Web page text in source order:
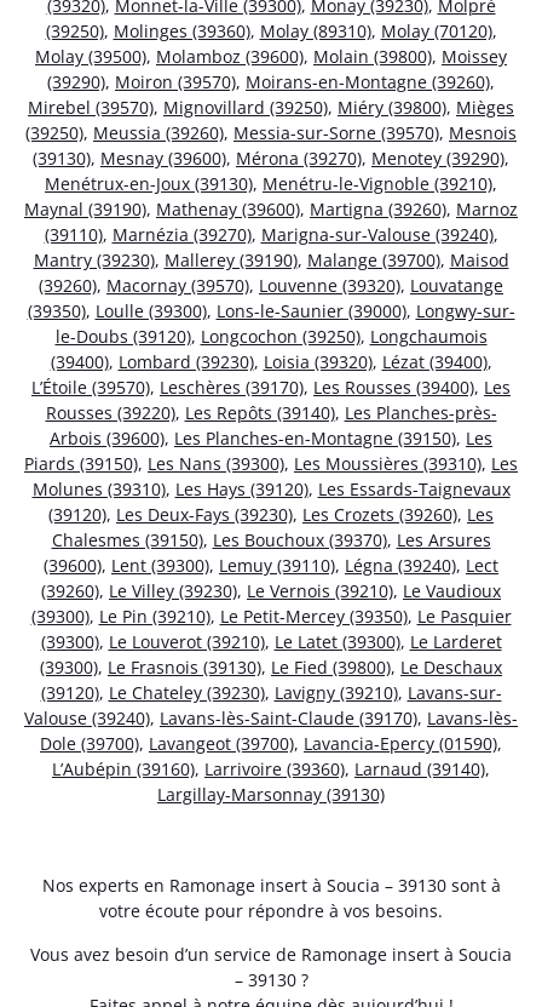
(39320), Monnet-la-Ville (39300), Monay (39230), Molpré
(39250), Molinges (39360), Molay (89310), Molay (70120),
Molay (39500), Molamboz (39600), Molain (39800), Moissey
(39290), Moiron (39570), Moirans-en-Montagne (39260),
Mirebel (39570), Mignovillard (39250), Miéry (39800), Mièges
(39250), Meussia (39260), Messia-sur-Sorne (39570), Mesnois
(39130), Mesnay (39600), Mérona (39270), Menotey (39290),
Menétrux-en-Joux (39130), Menétru-le-Vignoble (39210),
Maynal (39190), Mathenay (39600), Martigna (39260), Marnoz
(39110), Marnézia (39270), Marigna-sur-Valouse (39240),
Mantry (39230), Mallerey (39190), Malange (39700), Maisod
(39260), Macornay (39570), Louvenne (39320), Louvatange
(39350), Loulle (39300), Lons-le-Saunier (39000), Longwy-sur-
le-Doubs (39120), Longcochon (39250), Longchaumois
(39400), Lombard (39230), Loisia (39320), Lézat (39400),
L’Étoile (39570), Leschères (39170), Les Rousses (39400), Les
Rousses (39220), Les Repôts (39140), Les Planches-près-
Arbois (39600), Les Planches-en-Montagne (39150), Les
Piards (39150), Les Nans (39300), Les Moussières (39310), Les
Molunes (39310), Les Hays (39120), Les Essards-Taignevaux
(39120), Les Deux-Fays (39230), Les Crozets (39260), Les
Chalesmes (39150), Les Bouchoux (39370), Les Arsures
(39600), Lent (39300), Lemuy (39110), Légna (39240), Lect
(39260), Le Villey (39230), Le Vernois (39210), Le Vaudioux
(39300), Le Pin (39210), Le Petit-Mercey (39350), Le Pasquier
(39300), Le Louverot (39210), Le Latet (39300), Le Larderet
(39300), Le Frasnois (39130), Le Fied (39800), Le Deschaux
(39120), Le Chateley (39230), Lavigny (39210), Lavans-sur-
Valouse (39240), Lavans-lès-Saint-Claude (39170), Lavans-lès-
Dole (39700), Lavangeot (39700), Lavancia-Epercy (01590),
L’Aubépin (39160), Larrivoire (39360), Larnaud (39140),
Largillay-Marsonnay (39130)
Nos experts en Ramonage insert à Soucia – 39130 sont à
votre écoute pour répondre à vos besoins.
Vous avez besoin d’un service de Ramonage insert à Soucia
– 39130 ?